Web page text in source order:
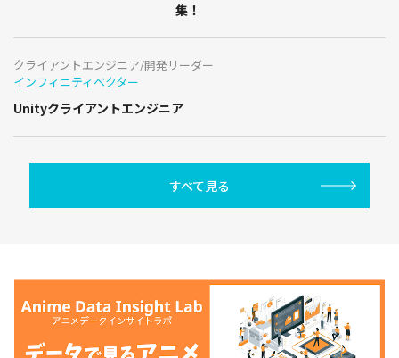
集！
クライアントエンジニア/開発リーダー
インフィニティベクター
Unityクライアントエンジニア
すべて見る